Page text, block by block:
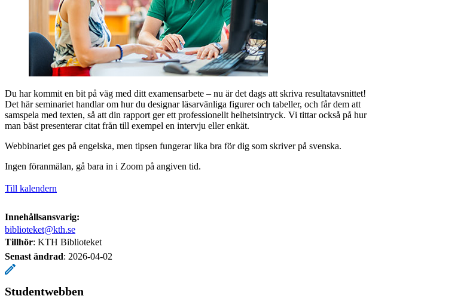
Du har kommit en bit på väg med ditt examensarbete – nu är det dags att skriva resultatavsnittet!
Det här seminariet handlar om hur du designar läsarvänliga figurer och tabeller, och får dem att
samspela med texten, så att din rapport ger ett professionellt helhetsintryck. Vi tittar också på hur
man bäst presenterar citat från till exempel en intervju eller enkät.
Webbinariet ges på engelska, men tipsen fungerar lika bra för dig som skriver på svenska.
Ingen föranmälan, gå bara in i Zoom på angiven tid.
Till kalendern
Innehållsansvarig:
biblioteket@kth.se
Tillhör: KTH Biblioteket
Senast ändrad: 2026-04-02
Studentwebben